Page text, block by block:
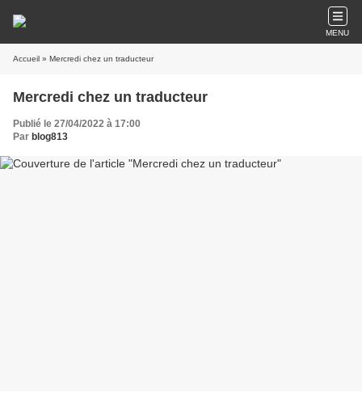
MENU
Accueil » Mercredi chez un traducteur
Mercredi chez un traducteur
Publié le 27/04/2022 à 17:00
Par blog813